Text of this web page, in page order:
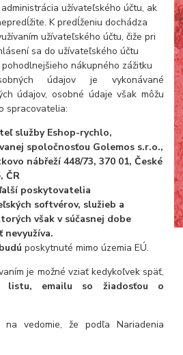
užívateľského účtu, ak
K predĺženiu dochádza
užívateľského účtu, čiže pri
sa do užívateľského účtu
nákupného zážitku
údajov je vykonávané
údajov, osobné údaje však môžu
spracovatelia:
služby Eshop-rychlo,
spoločnosťou Golemos s.r.o.,
nábřeží 448/73, 370 01, České
ČR
poskytovatelia
softvérov, služieb a
však v súčasnej dobe
nevyužíva.
poskytnuté mimo územia EÚ.
je možné vziať kedykoľvek späť,
listu, emailu so žiadosťou o
na vedomie, že podľa Nariadenia